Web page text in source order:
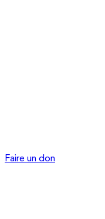
Faire un don